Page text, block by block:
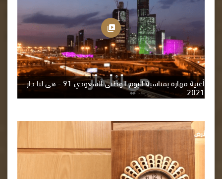
أغنية مهارة بمناسبة اليوم الوطني السعودي 91 - هي لنا دار -
2021